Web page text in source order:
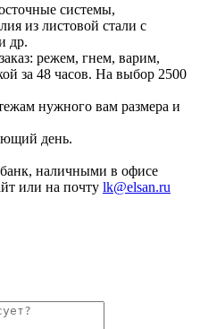
системы,
из листовой стали с
др.
режем, гнем, варим,
за 48 часов. На выбор 2500
нужного вам размера и
день.
наличными в офисе
или на почту lk@elsan.ru